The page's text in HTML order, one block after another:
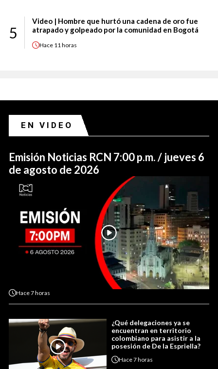
5
Video | Hombre que hurtó una cadena de oro fue
atrapado y golpeado por la comunidad en Bogotá
Hace 11 horas
EN VIDEO
Emisión Noticias RCN 7:00 p.m. / jueves 6
de agosto de 2026
Hace7 horas
¿Qué delegaciones ya se
encuentran en territorio
colombiano para asistir a la
posesión de De la Espriella?
Hace7 horas